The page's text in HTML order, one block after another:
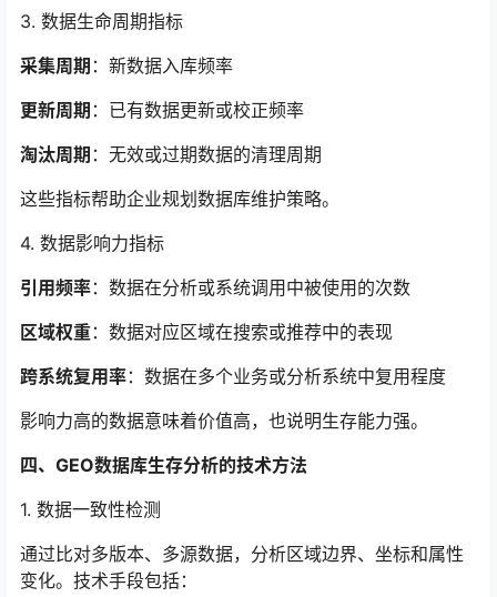
3. 数据生命周期指标
采集周期 ：新数据入库频率
更新周期 ：已有数据更新或校正频率
淘汰周期 ：无效或过期数据的清理周期
这些指标帮助企业规划数据库维护策略。
4. 数据影响力指标
引用频率：数据在分析或系统调用中被使用的次数
区域权重：数据对应区域在搜索或推荐中的表现
跨系统复用率：数据在多个业务或分析系统中复用程度
影响力高的数据意味着价值高，也说明生存能力强。
四、GEO数据库生存分析的技术方法
1. 数据一致性检测
通过比对多版本、多源数据，分析区域边界、坐标和属性
变化。技术手段包括：